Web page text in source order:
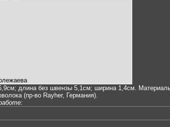
длина без швензы 5,1см; ширина 1,4см.
(пр-во Rayher, Германия).